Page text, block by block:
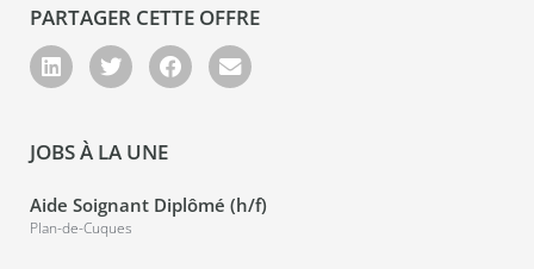
PARTAGER CETTE OFFRE
JOBS À LA UNE
Aide Soignant Diplômé (h/f)
Plan-de-Cuques